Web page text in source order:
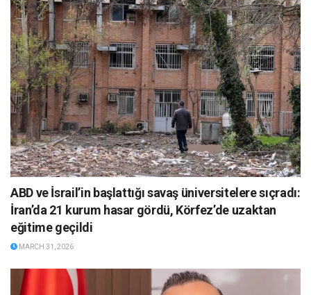
ABD ve İsrail’in başlattığı savaş üniversitelere sıçradı:
İran’da 21 kurum hasar gördü, Körfez’de uzaktan
eğitime geçildi
MARCH 31, 2026